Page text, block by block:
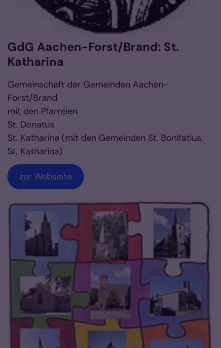
GdG Aachen-Forst/Brand: St.
Katharina
Gemeinschaft der Gemeinden Aachen-
Forst/Brand
mit den Pfarreien
St. Donatus
St. Katharina (mit den Gemeinden St. Bonifatius,
St. Katharina)
zur Webseite